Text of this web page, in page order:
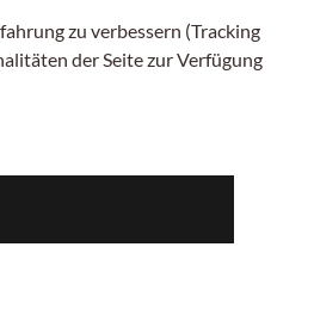
zu verbessern (Tracking
der Seite zur Verfügung